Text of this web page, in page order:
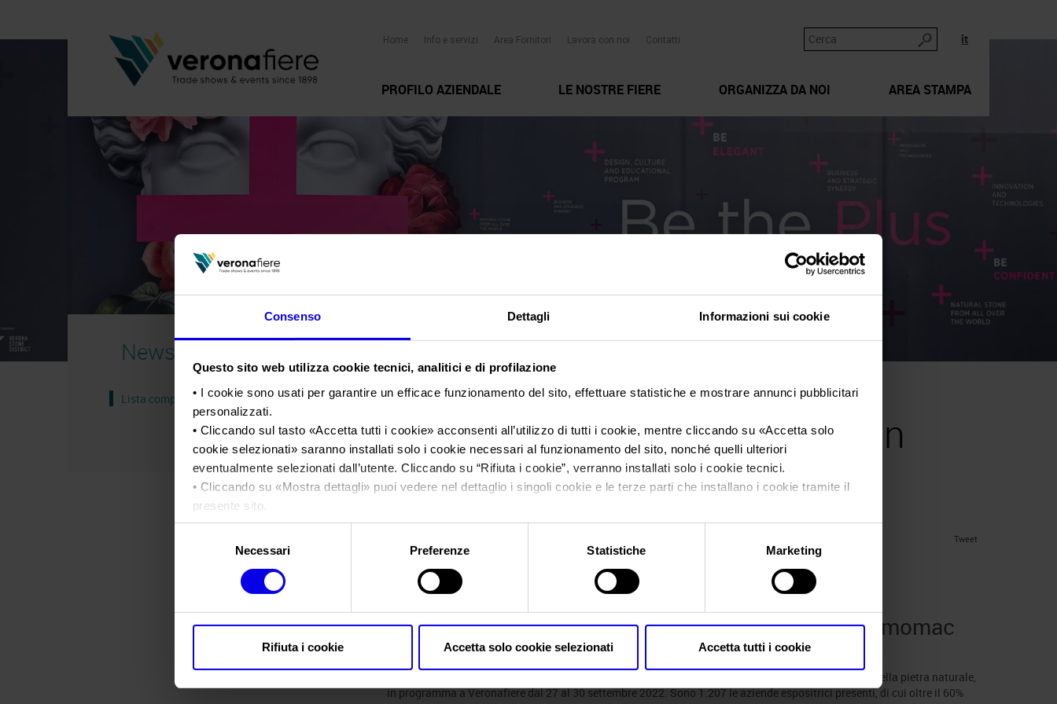
Consenso Dettagli Informazioni sui cookie
Questo sito web utilizza cookie tecnici, analitici e di profilazione
• I cookie sono usati per garantire un efficace funzionamento del sito, effettuare statistiche e mostrare annunci pubblicitari
personalizzati.
• Cliccando sul tasto «Accetta tutti i cookie» acconsenti all’utilizzo di tutti i cookie, mentre cliccando su «Accetta solo
cookie selezionati» saranno installati solo i cookie necessari al funzionamento del sito, nonché quelli ulteriori
eventualmente selezionati dall’utente. Cliccando su “Rifiuta i cookie”, verranno installati solo i cookie tecnici.
• Cliccando su «Mostra dettagli» puoi vedere nel dettaglio i singoli cookie e le terze parti che installano i cookie tramite il
presente sito.
•Clicca quiper visualizzare l'informativa sulla privacy.
Necessari Preferenze Statistiche Marketing
Rifiuta i cookie Accetta solo cookie selezionati Accetta tutti i cookie
it
Home Info e servizi Area Fornitori Lavora con noi Contatti
PROFILO AZIENDALE LE NOSTRE FIERE ORGANIZZA DA NOI AREA STAMPA
News
Lista completa Sei in:News
La filiera della pietra naturale in
mostra al 56° Marmomac
Tweet
Posts Tagged:
marmomac 2022 veronafiere
La filiera della pietra naturale in mostra al 56° Marmomac
Settembre 27th, 2022byUfficio Stampa Veronafiere filed underNews.
Al via la 56ª edizione di Marmomac, la manifestazione internazionale leader al mondo per la filiera della pietra naturale,
in programma a Veronafiere dal 27 al 30 settembre 2022. Sono 1.207 le aziende espositrici presenti, di cui oltre il 60%